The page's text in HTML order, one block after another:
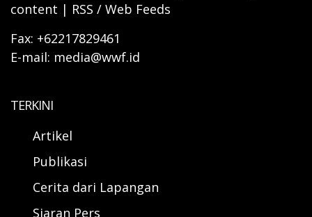
content | RSS / Web Feeds
Fax: +62217829461
E-mail: media@wwf.id
TERKINI
Artikel
Publikasi
Cerita dari Lapangan
Siaran Pers